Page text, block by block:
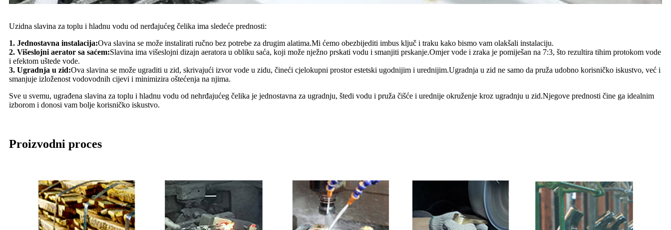
Uzidna slavina za toplu i hladnu vodu od nerđajućeg čelika ima sledeće prednosti:
1. Jednostavna instalacija:Ova slavina se može instalirati ručno bez potrebe za drugim alatima.Mi ćemo obezbijediti imbus ključ i traku kako bismo vam olakšali instalaciju.
2. Višeslojni aerator sa saćem:Slavina ima višeslojni dizajn aeratora u obliku saća, koji može nježno prskati vodu i smanjiti prskanje.Omjer vode i zraka je pomiješan na 7:3, što rezultira tihim protokom vode
i efektom uštede vode.
3. Ugradnja u zid:Ova slavina se može ugraditi u zid, skrivajući izvor vode u zidu, čineći cjelokupni prostor estetski ugodnijim i urednijim.Ugradnja u zid ne samo da pruža udobno korisničko iskustvo, već i
smanjuje izloženost vodovodnih cijevi i minimizira oštećenja na njima.
Sve u svemu, ugrađena slavina za toplu i hladnu vodu od nehrđajućeg čelika je jednostavna za ugradnju, štedi vodu i pruža čišće i urednije okruženje kroz ugradnju u zid.Njegove prednosti čine ga idealnim
izborom i donosi vam bolje korisničko iskustvo.
Proizvodni proces